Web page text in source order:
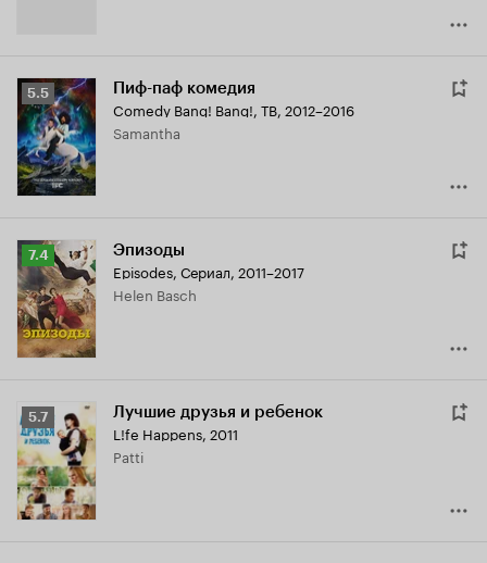
Рейтинг
Кинопоиска
5.5
5.5 Пиф-паф комедия
Comedy Bang! Bang!, ТВ, 2012–2016
Samantha
Рейтинг
Кинопоиска
7.4
7.4 Эпизоды
Episodes, Сериал, 2011–2017
Helen Basch
Рейтинг
Кинопоиска
5.7
5.7 Лучшие друзья и ребенок
L!fe Happens, 2011
Patti